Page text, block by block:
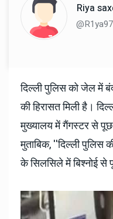
Riya
@R1ya97
दिल्ली पुलिस को जेल में
की हिरासत मिली है।
मुख्यालय में गैंगस्टर से
मुताबिक, ''दिल्ली पुलिस
के सिलसिले में बिश्नोई से